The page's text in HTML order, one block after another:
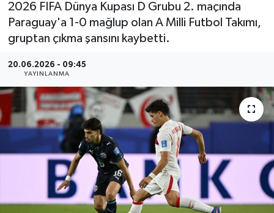
2026 FIFA Dünya Kupası D Grubu 2. maçında
Paraguay'a 1-0 mağlup olan A Milli Futbol Takımı,
gruptan çıkma şansını kaybetti.
20.06.2026 - 09:45
YAYINLANMA
Ekonomi
Genel
Gündem
Hava Durumu
İlan
Kültür Sanat
Magazin